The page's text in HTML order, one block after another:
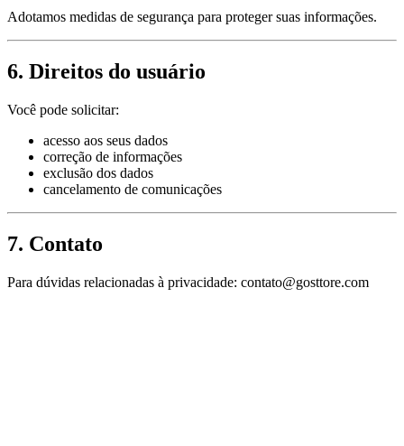
Adotamos medidas de segurança para proteger suas informações.
6. Direitos do usuário
Você pode solicitar:
acesso aos seus dados
correção de informações
exclusão dos dados
cancelamento de comunicações
7. Contato
Para dúvidas relacionadas à privacidade: contato@gosttore.com